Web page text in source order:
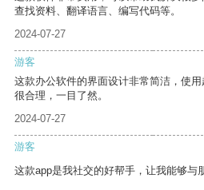
查找资料、翻译语言、编写代码等。
2024-07-27
游客
这款办公软件的界面设计非常简洁，使
很合理，一目了然。
2024-07-27
游客
这款app是我社交的好帮手，让我能够与